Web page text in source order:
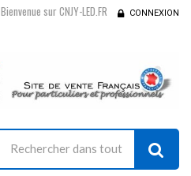
Bienvenue sur CNJY-LED.FR CONNEXION